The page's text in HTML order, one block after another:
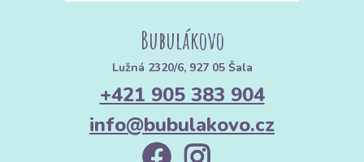
Bubulákovo
Lužná 2320/6, 927 05 Šala
+421 905 383 904
info@bubulakovo.cz